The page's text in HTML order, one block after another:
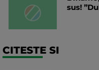
sus!
CITESTE SI